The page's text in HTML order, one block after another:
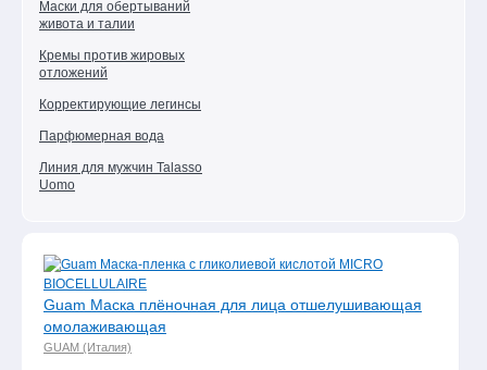
мужчин
Эпиляция
Ароматерапия
Косметика
наборы
сертификаты
Парфюмерия
Маски для обертываний
живота и талии
Кремы против жировых
отложений
Корректирующие легинсы
Парфюмерная вода
Линия для мужчин Talasso
Uomo
Guam Маска плёночная для лица отшелушивающая
омолаживающая
GUAM (Италия)